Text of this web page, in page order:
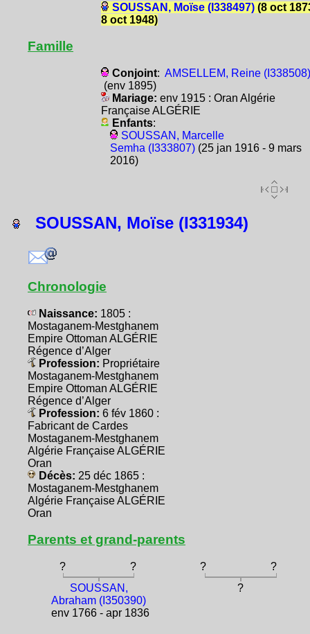
SOUSSAN, Moïse (I338497)(8 oct
8 oct 1948)
Famille
Conjoint: AMSELLEM, Reine (I338508)
(env 1895)
Mariage: env 1915 : Oran Algérie
Française ALGÉRIE
Enfants:
SOUSSAN, Marcelle
Semha (I333807)(25 jan 1916 - 9 mars
2016)
SOUSSAN, Moïse (I331934)
Chronologie
Naissance: 1805 :
Mostaganem-Mestghanem
Empire Ottoman ALGÉRIE
Régence d’Alger
Profession: Propriétaire
Mostaganem-Mestghanem
Empire Ottoman ALGÉRIE
Régence d’Alger
Profession: 6 fév 1860 :
Fabricant de Cardes
Mostaganem-Mestghanem
Algérie Française ALGÉRIE
Oran
Décès: 25 déc 1865 :
Mostaganem-Mestghanem
Algérie Française ALGÉRIE
Oran
Parents et grand-parents
? ? ?
?
SOUSSAN,
Abraham (I350390)
env 1766 - apr 1836
?